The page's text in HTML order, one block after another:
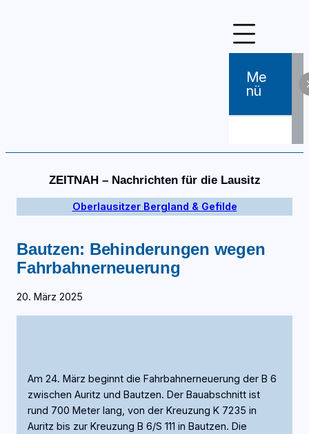
Me
Nü
ZEITNAH – Nachrichten für die Lausitz
Oberlausitzer Bergland & Gefilde
Bautzen: Behinderungen wegen
Fahrbahnerneuerung
20. März 2025
Am 24. März beginnt die Fahrbahnerneuerung der B 6
zwischen Auritz und Bautzen. Der Bauabschnitt ist
rund 700 Meter lang, von der Kreuzung K 7235 in
Auritz bis zur Kreuzung B 6/S 111 in Bautzen. Die